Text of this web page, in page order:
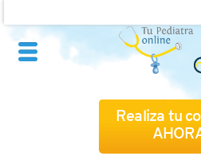
Realiza tu